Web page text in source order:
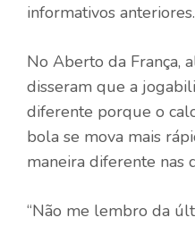
informativos anteriores.
No Aberto da França,
disseram que a
diferente porque o
bola se mova mais
maneira diferente nas
“Não me lembro da